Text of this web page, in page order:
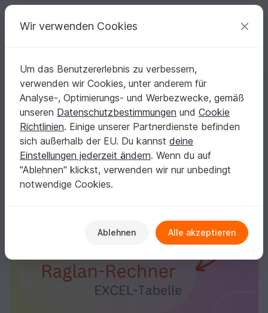
Deine kreativen Ideen
Deutsch | € (EUR) einloggen Kostenlos registrieren
Startseite Stricken Diverses
Raglan-Rechner | Automat. Berechnungsprogramm für Raglanpullis
Raglan-Rechner | Automat.
Berechnungsprogramm für Raglanpullis (jede
Gr.)
Wir verwenden Cookies
Um das Benutzererlebnis zu verbessern,
verwenden wir Cookies, unter anderem für
Analyse-, Optimierungs- und Werbezwecke, gemäß
unseren Datenschutzbestimmungen und Cookie
Richtlinien. Einige unserer Partnerdienste befinden
sich außerhalb der EU. Du kannst deine
Einstellungen jederzeit ändern. Wenn du auf
"Ablehnen" klickst, verwenden wir nur unbedingt
notwendige Cookies.
Ablehnen Alle akzeptieren